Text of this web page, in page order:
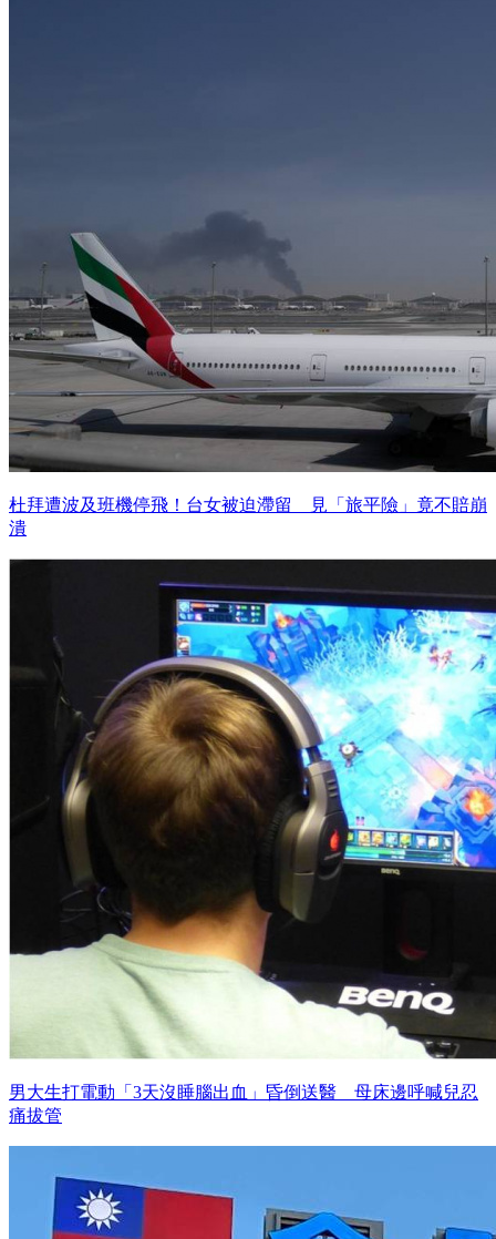
杜拜遭波及班機停飛！台女被迫滯留 見「旅平險」竟不賠崩
潰
男大生打電動「3天沒睡腦出血」昏倒送醫 母床邊呼喊兒忍
痛拔管